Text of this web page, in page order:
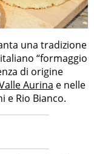
una tradizione
“formaggio
di origine
Aurina e nelle
e Rio Bianco.